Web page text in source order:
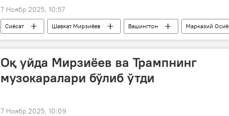
7 Ноябр 2025, 10:57
Сиёсат Шавкат Мирзиёев Вашингтон Марказий Осиё
АҚШ
Оқ уйда Мирзиёев ва Трампнинг
музокаралари бўлиб ўтди
7 Ноябр 2025, 10:09